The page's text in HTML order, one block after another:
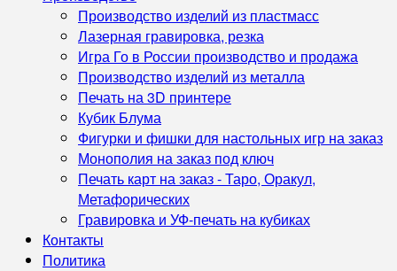
Производство изделий из пластмасс
Лазерная гравировка, резка
Игра Го в России производство и продажа
Производство изделий из металла
Печать на 3D принтере
Кубик Блума
Фигурки и фишки для настольных игр на заказ
Монополия на заказ под ключ
Печать карт на заказ - Таро, Оракул,
Метафорических
Гравировка и УФ‑печать на кубиках
Контакты
Политика